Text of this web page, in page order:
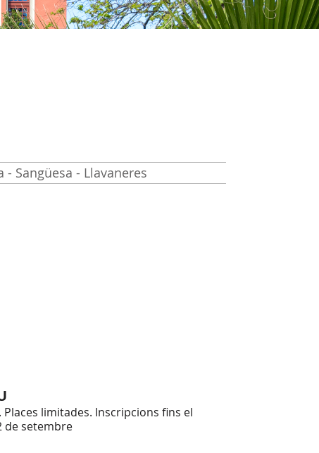
Sangüesa - Llavaneres
Places limitades. Inscripcions fins el
de setembre